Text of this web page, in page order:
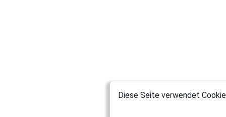
Diese Seite verwendet